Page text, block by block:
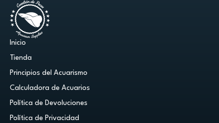
Inicio
Tienda
Principios del Acuarismo
Calculadora de Acuarios
Política de Devoluciones
Política de Privacidad